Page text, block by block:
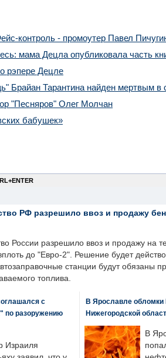
контроль - промоутер Павел
мама Децла опубликовала часть
рэпере Децле
Брайан Тарантина найден мертвым в
"Песняров" Олег Молчан
бабушек»
РФ разрешило ввоз и продажу
России разрешило ввоз и продажу на
до "Евро-2". Решение будет
станции будут обязаны
топлива.
с
по разоружению
Израиля
В Ярославле
Нижегородской
В